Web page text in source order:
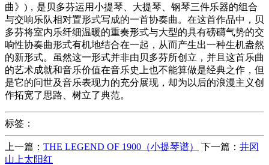
曲》)，是贝多芬运用小提琴、大提琴、钢琴三件乐器的组合
与交响乐队相对置形式写成的一首协奏曲。在这首作品中，贝
多芬将室内乐纤细温暖的重奏形式与大型的具有磅礴气势的交
响性协奏曲形式有机地结合在一起，从而产生出一种生机盎然
的新形式。虽然这一形式并非由贝多芬所创立，并且这首乐曲
的艺术成就和音乐价值在音乐史上也不能算做是经典之作，但
是它的问世及音乐表现力的充分展现，却为以后的浪漫主义创
作拓宽了思路、树立了典范。
标签：
上一篇： THE LEGEND OF 1900（小提琴谱） 下一篇： 井冈
山上太阳红